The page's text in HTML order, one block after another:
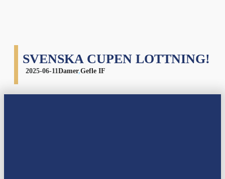
SVENSKA CUPEN LOTTNING!
2025-06-11Damer,Gefle IF